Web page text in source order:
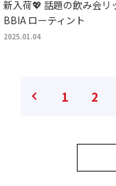
新入荷💖 話題の飲み会リ
BBIA ローティント
2025.01.04
1 2